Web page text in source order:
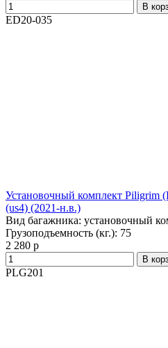
В
ED20-035
Установочный комплект Piligrim
(us4) (2021-н.в.)
Вид багажника: установочный
Грузоподъемность (кг.): 75
2 280 р
В
PLG201